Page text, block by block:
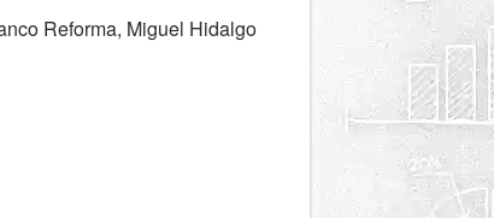
Reforma, Miguel Hidalgo